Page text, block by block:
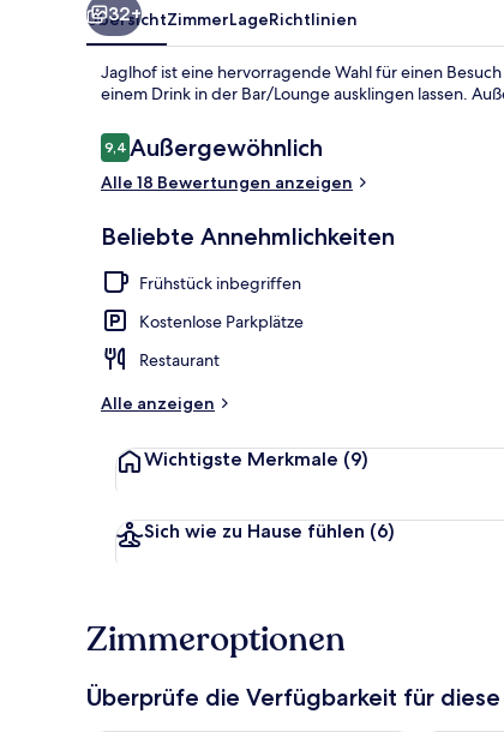
32+
ÜbersichtZimmerLageRichtlinien
Jaglhof ist eine hervorragende Wahl für einen
einem Drink in der Bar/Lounge ausklingen lassen.
Bewertungen
9,49,4 von 10.
Außergewöhnlich
Alle 18 Bewertungen anzeigen
Beliebte Annehmlichkeiten
Frühstück inbegriffen
Kostenlose Parkplätze
Restaurant
Alle anzeigen
Wichtigste Merkmale (9)
Sich wie zu Hause fühlen (6)
Zimmeroptionen
Überprüfe die Verfügbarkeit für